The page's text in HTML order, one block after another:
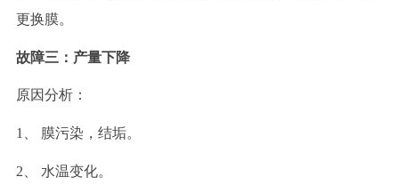
更换膜。
故障三：产量下降
原因分析：
1、 膜污染，结垢。
2、 水温变化。